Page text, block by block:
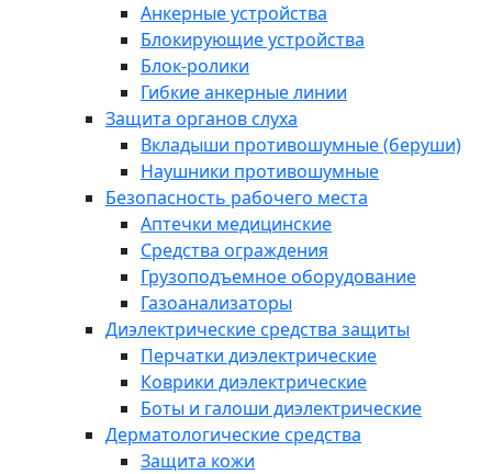
Анкерные устройства
Блокирующие устройства
Блок-ролики
Гибкие анкерные линии
Защита органов слуха
Вкладыши противошумные (беруши)
Наушники противошумные
Безопасность рабочего места
Аптечки медицинские
Средства ограждения
Грузоподъемное оборудование
Газоанализаторы
Диэлектрические средства защиты
Перчатки диэлектрические
Коврики диэлектрические
Боты и галоши диэлектрические
Дерматологические средства
Защита кожи